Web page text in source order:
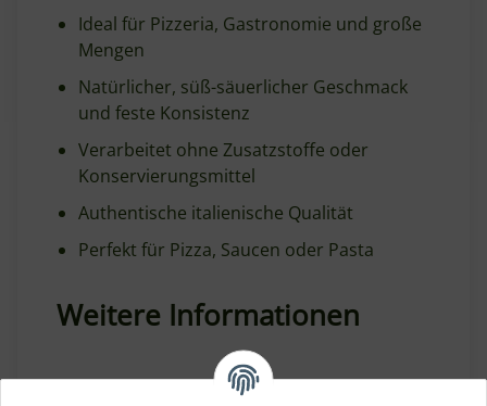
Ideal für Pizzeria, Gastronomie und große
Mengen
Natürlicher, süß-säuerlicher Geschmack
und feste Konsistenz
Verarbeitet ohne Zusatzstoffe oder
Konservierungsmittel
Authentische italienische Qualität
Perfekt für Pizza, Saucen oder Pasta
Weitere Informationen
Nettofüllmenge: 2550 g